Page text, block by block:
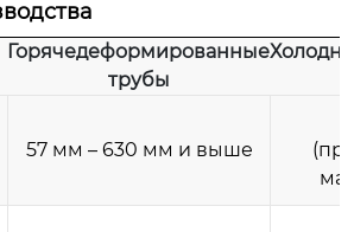
Горячедеформированные
трубы
57 мм – 630 мм и выше